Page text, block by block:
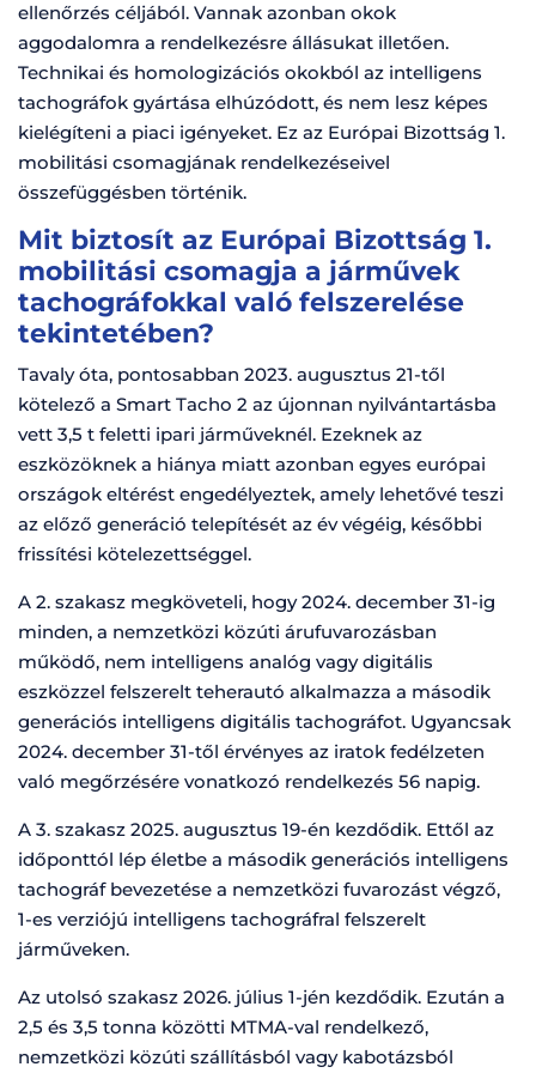
ellenőrzés céljából. Vannak azonban okok
aggodalomra a rendelkezésre állásukat illetően.
Technikai és homologizációs okokból az intelligens
tachográfok gyártása elhúzódott, és nem lesz képes
kielégíteni a piaci igényeket. Ez az Európai Bizottság 1.
mobilitási csomagjának rendelkezéseivel
összefüggésben történik.
Mit biztosít az Európai Bizottság 1.
mobilitási csomagja a járművek
tachográfokkal való felszerelése
tekintetében?
Tavaly óta, pontosabban 2023. augusztus 21-től
kötelező a Smart Tacho 2 az újonnan nyilvántartásba
vett 3,5 t feletti ipari járműveknél. Ezeknek az
eszközöknek a hiánya miatt azonban egyes európai
országok eltérést engedélyeztek, amely lehetővé teszi
az előző generáció telepítését az év végéig, későbbi
frissítési kötelezettséggel.
A 2. szakasz megköveteli, hogy 2024. december 31-ig
minden, a nemzetközi közúti árufuvarozásban
működő, nem intelligens analóg vagy digitális
eszközzel felszerelt teherautó alkalmazza a második
generációs intelligens digitális tachográfot. Ugyancsak
2024. december 31-től érvényes az iratok fedélzeten
való megőrzésére vonatkozó rendelkezés 56 napig.
A 3. szakasz 2025. augusztus 19-én kezdődik. Ettől az
időponttól lép életbe a második generációs intelligens
tachográf bevezetése a nemzetközi fuvarozást végző,
1-es verziójú intelligens tachográfral felszerelt
járműveken.
Az utolsó szakasz 2026. július 1-jén kezdődik. Ezután a
2,5 és 3,5 tonna közötti MTMA-val rendelkező,
nemzetközi közúti szállításból vagy kabotázsból